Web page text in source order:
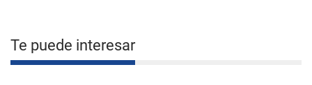
Te puede interesar